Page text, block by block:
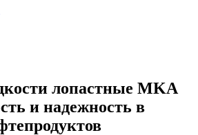
лопастные MKA
и надежность в